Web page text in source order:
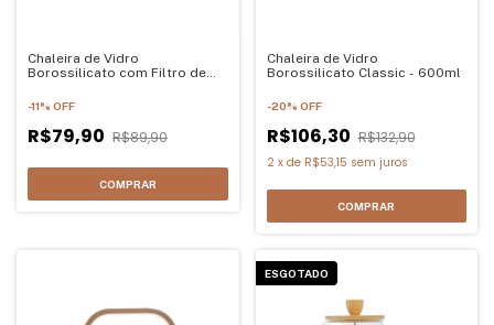
Chaleira de Vidro
Borossilicato com Filtro de
-11% OFF
R$79,90 R$89,90
Chaleira de Vidro
Borossilicato Classic - 600ml
-20% OFF
R$106,30 R$132,90
2 x de R$53,15 sem juros
ESGOTADO